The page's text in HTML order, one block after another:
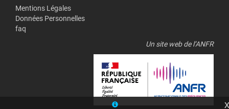
Mentions Légales
Données Personnelles
faq
Un site web de lʼANFR
x